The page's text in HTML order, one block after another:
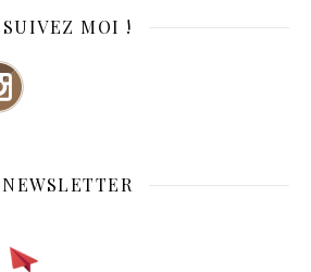
SUIVEZ MOI !
NEWSLETTER